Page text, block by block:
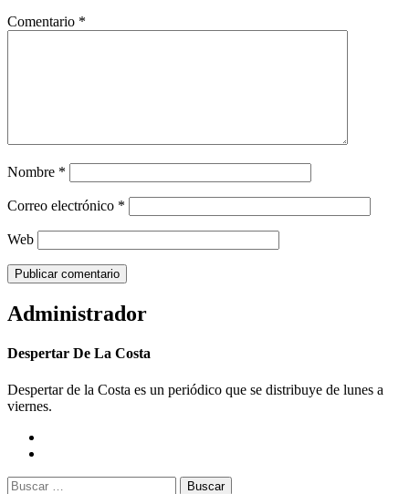
Comentario *
Nombre *
Correo electrónico *
Web
Administrador
Despertar De La Costa
Despertar de la Costa es un periódico que se distribuye de lunes a
viernes.
Buscar: